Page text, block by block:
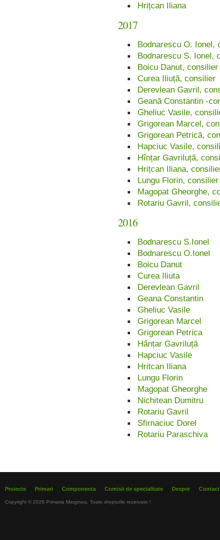
Hrițcan Iliana
2017
Bodnarescu O. Ionel,
Bodnarescu S. Ionel,
Boicu Danut, consilier
Curea Iliuță, consilier
Derevlean Gavril,
Geană Constantin -
Gheliuc Vasile,
Grigorean Marcel,
Grigorean Petrică,
Hapciuc Vasile,
Hînțar Gavriluță,
Hrițcan Iliana,
Lungu Florin, consilier
Magopat Gheorghe,
Rotariu Gavril,
2016
Bodnarescu S.Ionel
Bodnarescu O.Ionel
Boicu Danut
Curea Iliuta
Derevlean Gavril
Geana Constantin
Gheliuc Vasile
Grigorean Marcel
Grigorean Petrica
Hânțar Gavriluță
Hapciuc Vasile
Hritcan Iliana
Lungu Florin
Magopat Gheorghe
Nichitean Dumitru
Rotariu Gavril
Sfirnaciuc Dorel
Rotariu Paraschiva
Proiecte Primari Componenta Comisii de specialitate Despre Contact
Copyright © 2026 Primaria Marginea. Toate drepturile rezervate !